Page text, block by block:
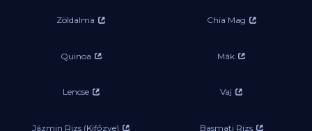
Zöldalma Chia Mag
Quinoa Mák
Lencse Vaj
Jázmin Rizs (Kifőzve) Basmati Rizs